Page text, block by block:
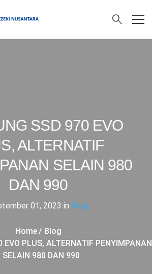
SSD 970 EVO
ALTERNATIF
SELAIN 980
DAN 990
01, 2023 in Blog
Home
Blog
EVO PLUS, ALTERNATIF PENYIMPANAN
SELAIN 980 DAN 990